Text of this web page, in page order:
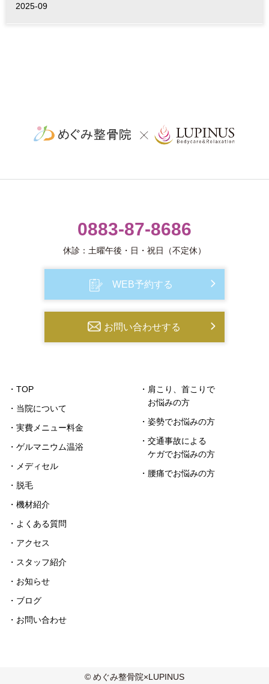
2025-09
0883-87-8686
休診：土曜午後・日・祝日（不定休）
WEB予約する
お問い合わせする
・TOP
・当院について
・実費メニュー料金
・ゲルマニウム温浴
・メディセル
・脱毛
・機材紹介
・肩こり、首こりで
お悩みの方
・姿勢でお悩みの方
・交通事故による
ケガでお悩みの方
・腰痛でお悩みの方
・よくある質問
・アクセス
・スタッフ紹介
・お知らせ
・ブログ
・お問い合わせ
© めぐみ整骨院×LUPINUS